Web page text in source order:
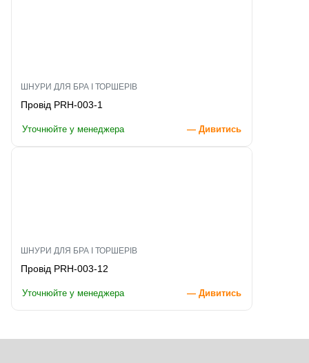
ШНУРИ ДЛЯ БРА І ТОРШЕРІВ
Провід PRH-003-1
Уточнюйте у менеджера — Дивитись
ШНУРИ ДЛЯ БРА І ТОРШЕРІВ
Провід PRH-003-12
Уточнюйте у менеджера — Дивитись